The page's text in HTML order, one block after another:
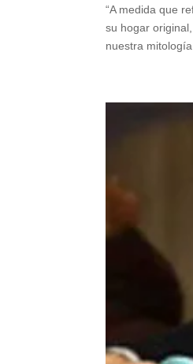
“A medida que
su hogar
nuestra mitología